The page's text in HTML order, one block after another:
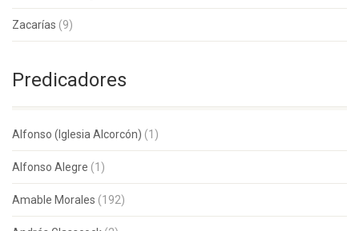
Zacarías (9)
Predicadores
Alfonso (Iglesia Alcorcón) (1)
Alfonso Alegre (1)
Amable Morales (192)